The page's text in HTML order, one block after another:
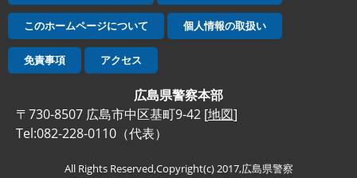
このホームページについて 個人情報の取扱い
免責事項 アクセス
広島県警察本部
〒730-8507 広島市中区基町9-42 [地図]
Tel:082-228-0110（代表）
All Rights Reserved,Copyright(c) 2017,広島県警察